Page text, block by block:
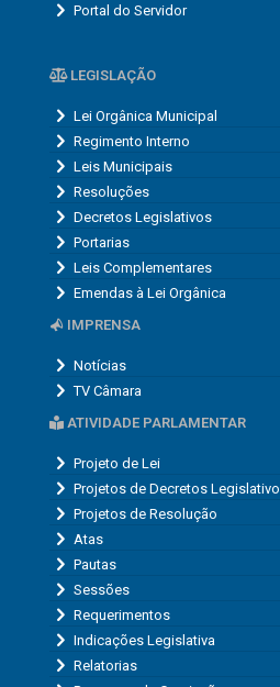
Portal do Servidor
LEGISLAÇÃO
Lei Orgânica Municipal
Regimento Interno
Leis Municipais
Resoluções
Decretos Legislativos
Portarias
Leis Complementares
Emendas à Lei Orgânica
IMPRENSA
Notícias
TV Câmara
ATIVIDADE PARLAMENTAR
Projeto de Lei
Projetos de Decretos Legislativo
Projetos de Resolução
Atas
Pautas
Sessões
Requerimentos
Indicações Legislativa
Relatorias